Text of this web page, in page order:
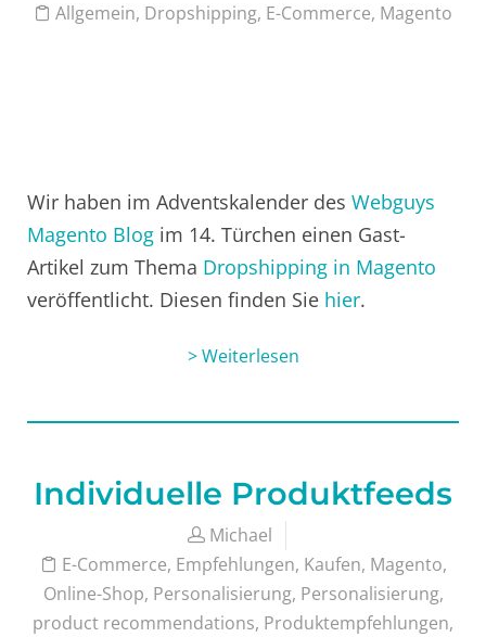
Allgemein, Dropshipping, E-Commerce, Magento
Wir haben im Adventskalender des Webguys
Magento Blog im 14. Türchen einen Gast-
Artikel zum Thema Dropshipping in Magento
veröffentlicht. Diesen finden Sie hier.
> Weiterlesen
Individuelle Produktfeeds
Michael
E-Commerce, Empfehlungen, Kaufen, Magento,
Online-Shop, Personalisierung, Personalisierung,
product recommendations, Produktempfehlungen,